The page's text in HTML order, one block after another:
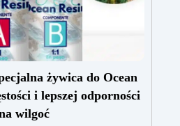
żywica do Ocean
i lepszej odporności
wilgoć